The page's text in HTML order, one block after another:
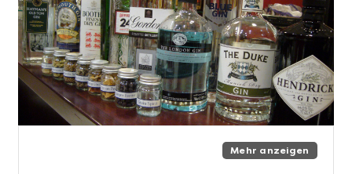
Mehr anzeigen